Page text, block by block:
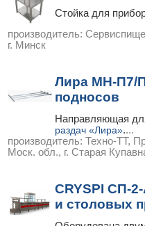
Стойка для
производитель:
г. Минск
Лира МН-П7/
подносов
Направляющая
раздач «Лира»....
производитель: Техно-ТТ,
Моск. обл., г. Старая
CRYSPI СП-
и столовых